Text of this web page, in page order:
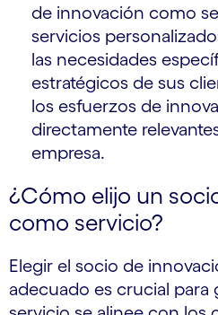
de innovación como
servicios
las necesidades
estratégicos de sus
los esfuerzos de
directamente
empresa.
¿Cómo elijo un
como servicio?
Elegir el socio de
adecuado es crucial para